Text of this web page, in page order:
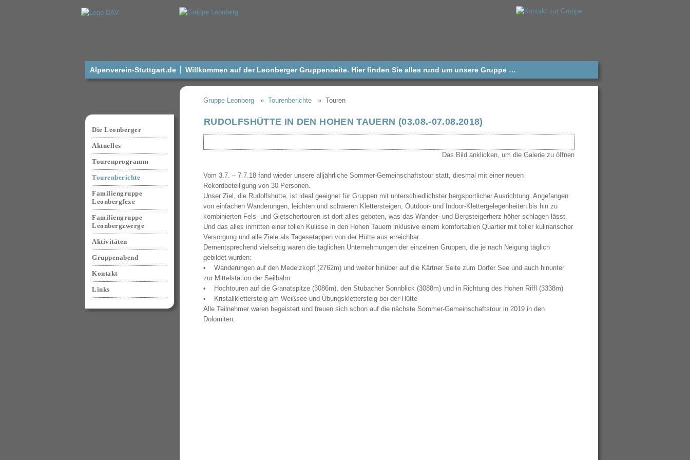
Alpenverein-Stuttgart.de Willkommen auf der Leonberger Gruppenseite. Hier finden Sie alles rund um unsere Gruppe …
Gruppe Leonberg Tourenberichte Touren
RUDOLFSHÜTTE IN DEN HOHEN TAUERN (03.08.-07.08.2018)
Vom 3.7. – 7.7.18 fand wieder unsere alljährliche Sommer-Gemeinschaftstour statt, diesmal mit einer neuen
Rekordbeteiligung von 30 Personen.
Unser Ziel, die Rudolfshütte, ist ideal geeignet für Gruppen mit unterschiedlichster bergsportlicher Ausrichtung. Angefangen
von einfachen Wanderungen, leichten und schweren Klettersteigen, Outdoor- und Indoor-Klettergelegenheiten bis hin zu
kombinierten Fels- und Gletschertouren ist dort alles geboten, was das Wander- und Bergsteigerherz höher schlagen lässt.
Und das alles inmitten einer tollen Kulisse in den Hohen Tauern inklusive einem komfortablen Quartier mit toller kulinarischer
Versorgung und alle Ziele als Tagesetappen von der Hütte aus erreichbar.
Dementsprechend vielseitig waren die täglichen Unternehmungen der einzelnen Gruppen, die je nach Neigung täglich
gebildet wurden:
• Wanderungen auf den Medelzkopf (2762m) und weiter hinüber auf die Kärtner Seite zum Dorfer See und auch hinunter
zur Mittelstation der Seilbahn
• Hochtouren auf die Granatspitze (3086m), den Stubacher Sonnblick (3088m) und in Richtung des Hohen Riffl (3338m)
• Kristallklettersteig am Weißsee und Übungsklettersteig bei der Hütte
Alle Teilnehmer waren begeistert und freuen sich schon auf die nächste Sommer-Gemeinschaftstour in 2019 in den
Dolomiten.
Navigation
überspringen
Die Leonberger
Aktuelles
Tourenprogramm
Tourenberichte
Familiengruppe
Leonbergfexe
Familiengruppe
Leonbergzwerge
Aktivitäten
Gruppenabend
Kontakt
Links